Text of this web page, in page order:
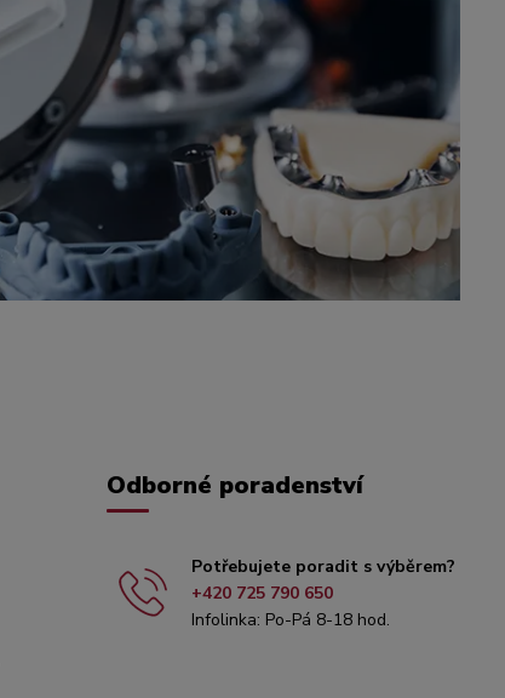
Odborné poradenství
Potřebujete poradit s výběrem?
+420 725 790 650
Infolinka: Po-Pá 8-18 hod.